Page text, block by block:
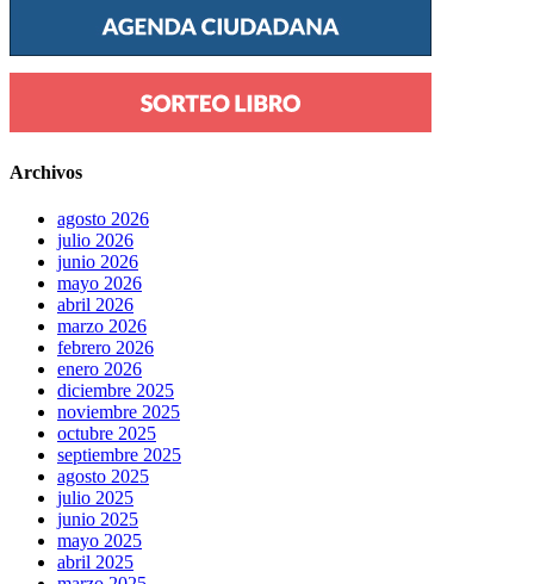
Archivos
agosto 2026
julio 2026
junio 2026
mayo 2026
abril 2026
marzo 2026
febrero 2026
enero 2026
diciembre 2025
noviembre 2025
octubre 2025
septiembre 2025
agosto 2025
julio 2025
junio 2025
mayo 2025
abril 2025